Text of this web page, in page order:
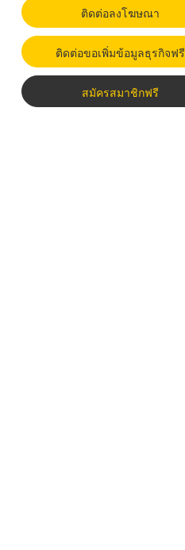
ติดต่อลงโฆษณา
ติดต่อขอเพิ่มข้อมูลธุรกิจฟรี
สมัครสมาชิกฟรี